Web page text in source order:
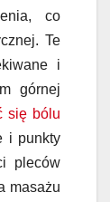
co
Te
i
górnej
się bólu
i punkty
pleców
masażu